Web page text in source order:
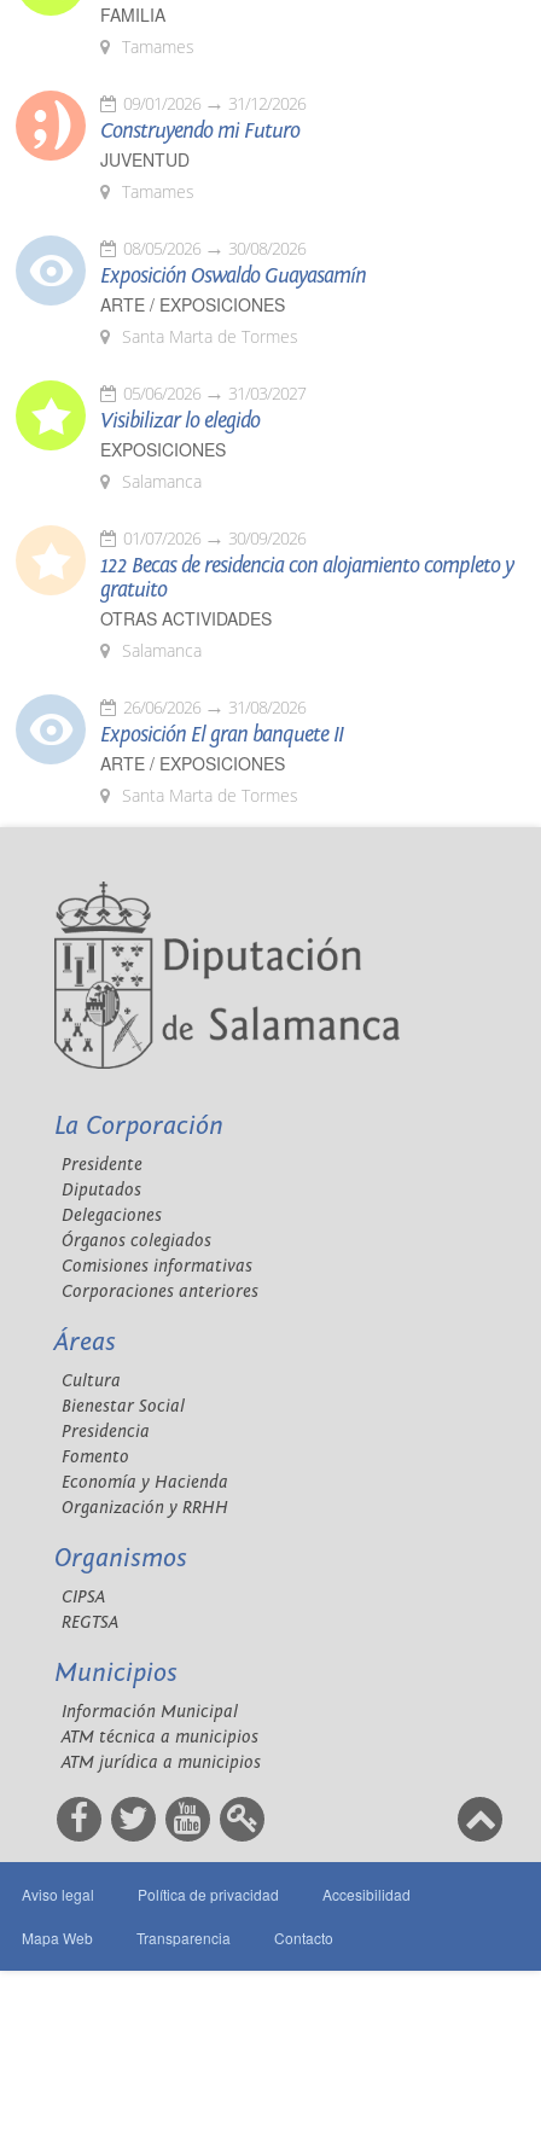
FAMILIA
Tamames
09/01/2026 31/12/2026
Construyendo mi Futuro
JUVENTUD
Tamames
08/05/2026 30/08/2026
Exposición Oswaldo Guayasamín
ARTE / EXPOSICIONES
Santa Marta de Tormes
05/06/2026 31/03/2027
Visibilizar lo elegido
EXPOSICIONES
Salamanca
01/07/2026 30/09/2026
122 Becas de residencia con alojamiento completo y
gratuito
OTRAS ACTIVIDADES
Salamanca
26/06/2026 31/08/2026
Exposición El gran banquete II
ARTE / EXPOSICIONES
Santa Marta de Tormes
La Corporación
Presidente
Diputados
Delegaciones
Órganos colegiados
Comisiones informativas
Corporaciones anteriores
Áreas
Cultura
Bienestar Social
Presidencia
Fomento
Economía y Hacienda
Organización y RRHH
Organismos
CIPSA
REGTSA
Municipios
Información Municipal
ATM técnica a municipios
ATM jurídica a municipios
Aviso legal Política de privacidad Accesibilidad
Mapa Web Transparencia Contacto